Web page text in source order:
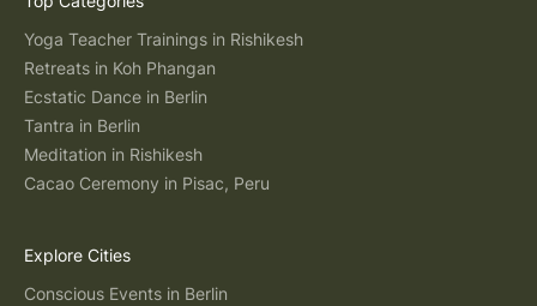
Yoga Teacher Trainings in Rishikesh
Retreats in Koh Phangan
Ecstatic Dance in Berlin
Tantra in Berlin
Meditation in Rishikesh
Cacao Ceremony in Pisac, Peru
Explore Cities
Conscious Events in Berlin